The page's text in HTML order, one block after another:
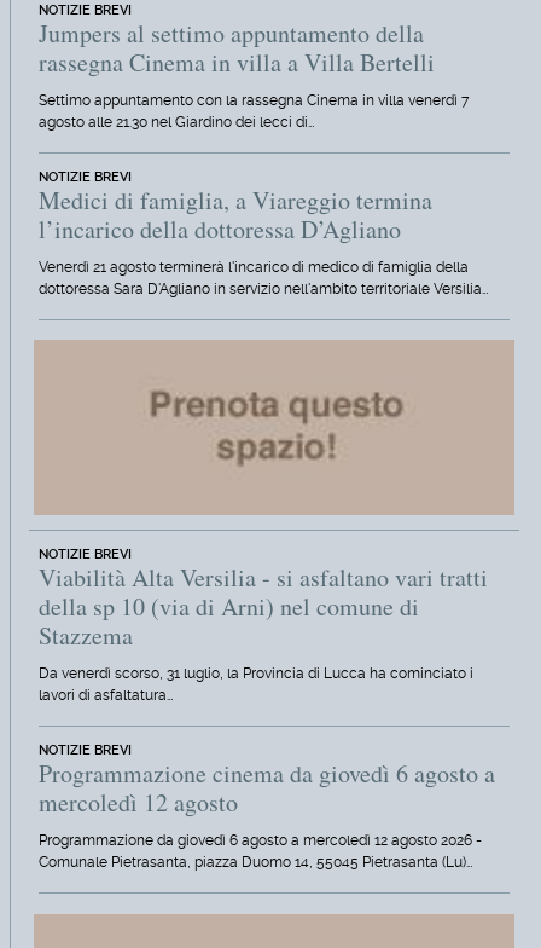
NOTIZIE BREVI
Jumpers al settimo appuntamento della
rassegna Cinema in villa a Villa Bertelli
Settimo appuntamento con la rassegna Cinema in villa venerdì 7
agosto alle 21.30 nel Giardino dei lecci di…
NOTIZIE BREVI
Medici di famiglia, a Viareggio termina
l’incarico della dottoressa D’Agliano
Venerdì 21 agosto terminerà l'incarico di medico di famiglia della
dottoressa Sara D'Agliano in servizio nell'ambito territoriale Versilia…
NOTIZIE BREVI
Viabilità Alta Versilia - si asfaltano vari tratti
della sp 10 (via di Arni) nel comune di
Stazzema
Da venerdì scorso, 31 luglio, la Provincia di Lucca ha cominciato i
lavori di asfaltatura…
NOTIZIE BREVI
Programmazione cinema da giovedì 6 agosto a
mercoledì 12 agosto
Programmazione da giovedì 6 agosto a mercoledì 12 agosto 2026 -
Comunale Pietrasanta, piazza Duomo 14, 55045 Pietrasanta (Lu)…